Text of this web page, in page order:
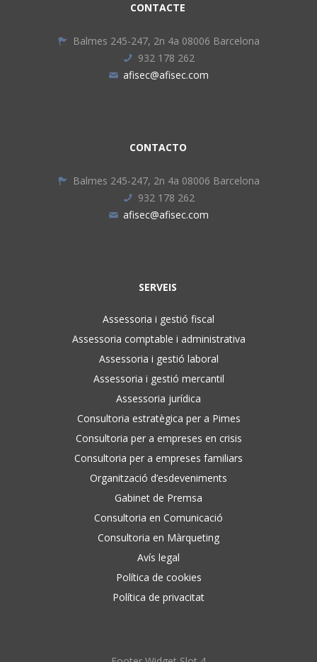
CONTACTE
Balmes 245-247, 2n 4a 08006 Barcelona
932 178 262
afisec@afisec.com
CONTACTO
Balmes 245-247, 2n 4a 08006 Barcelona
932 178 262
afisec@afisec.com
SERVEIS
Assessoria i gestió fiscal
Assessoria comptable i administrativa
Assessoria i gestió laboral
Assessoria i gestió mercantil
Assessoria jurídica
Consultoria estratègica per a Pimes
Consultoria per a empreses en crisis
Consultoria per a empreses familiars
Organització d’esdeveniments
Gabinet de Premsa
Consultoria en Comunicació
Consultoria en Màrqueting
Avís legal
Política de cookies
Política de privacitat